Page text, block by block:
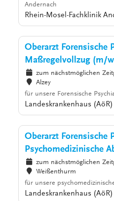
Andernach
Rhein-Mosel-Fachklinik
Oberarzt Forensische
Maßregelvollzug (m/
zum nächstmöglichen
Alzey
für unsere Forensische
Landeskrankenhaus (AöR)
Oberarzt Forensische
Psychomedizinische
zum nächstmöglichen
Weißenthurm
für unsere
Landeskrankenhaus (AöR)